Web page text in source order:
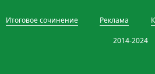
Итоговое сочинение Реклама
2014-2024